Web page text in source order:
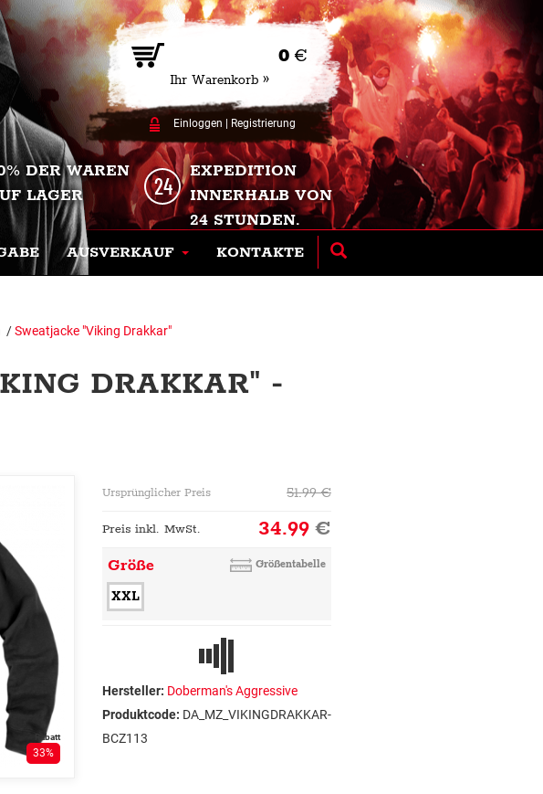
0 €
Ihr Warenkorb »
Einloggen Registrierung
DER WAREN
LAGER
EXPEDITION
INNERHALB VON
24 STUNDEN.
AUSVERKAUF KONTAKTE
/Sweatjacke "Viking Drakkar"
DRAKKAR" -
Rabatt
33%
Ursprünglicher Preis 51.99€
Preis inkl. MwSt. 34.99€
Größe Größentabelle
XXL
Hersteller: Doberman's Aggressive
Produktcode: DA_MZ_VIKINGDRAKKAR-
BCZ113